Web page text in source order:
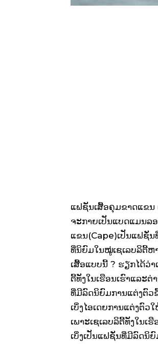
ແຟຊັນເສື້ອຄຸມຂາດແຂນ
ຈະກາຍເປັນແບດແມນລ
ແຂນ(Cape)ເປັນແຟຊັ່
ທີ່ນິຍົມໃນໝູ່ເຊເລບລິຕີ້ຫ
ເສື້ອແບບນີ້ ? ຮຽກໄດ້ວ່
ຕີ້ທັງໃນເຮືອນເຮົາແລະ
ທີ່ມີລົດນິຍົມການແຕ່ງຕົວ
ເບິ່ງໄອເດຍການແຕ່ງຕົ
ເພາະເຊເລບລິຕີ້ທັງໃນ
ເບິ່ງເປັນແຟຊັ່ນທີ່ມີລົດນິ